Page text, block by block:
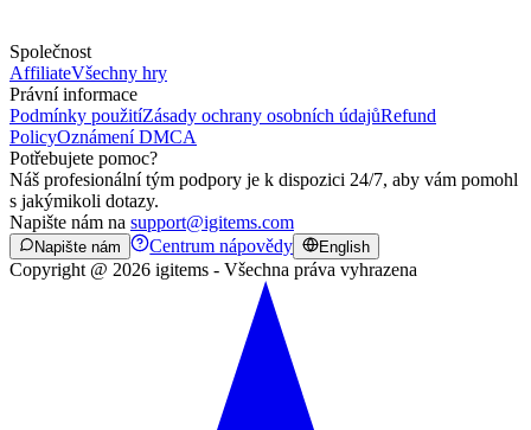
Společnost
AffiliateVšechny hry
Právní informace
Podmínky použitíZásady ochrany osobních údajůRefund
PolicyOznámení DMCA
Potřebujete pomoc?
Náš profesionální tým podpory je k dispozici 24/7, aby vám pomohl
s jakýmikoli dotazy.
Napište nám na support@igitems.com
Napište nám Centrum nápovědy English
Copyright @ 2026 igitems - Všechna práva vyhrazena